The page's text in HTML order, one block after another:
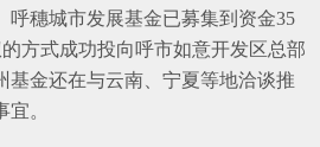
呼穗城市发展基金已募集到资金35
方式成功投向呼市如意开发区总部
基金还在与云南、宁夏等地洽谈推
。